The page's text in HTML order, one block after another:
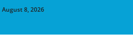
August 8, 2026